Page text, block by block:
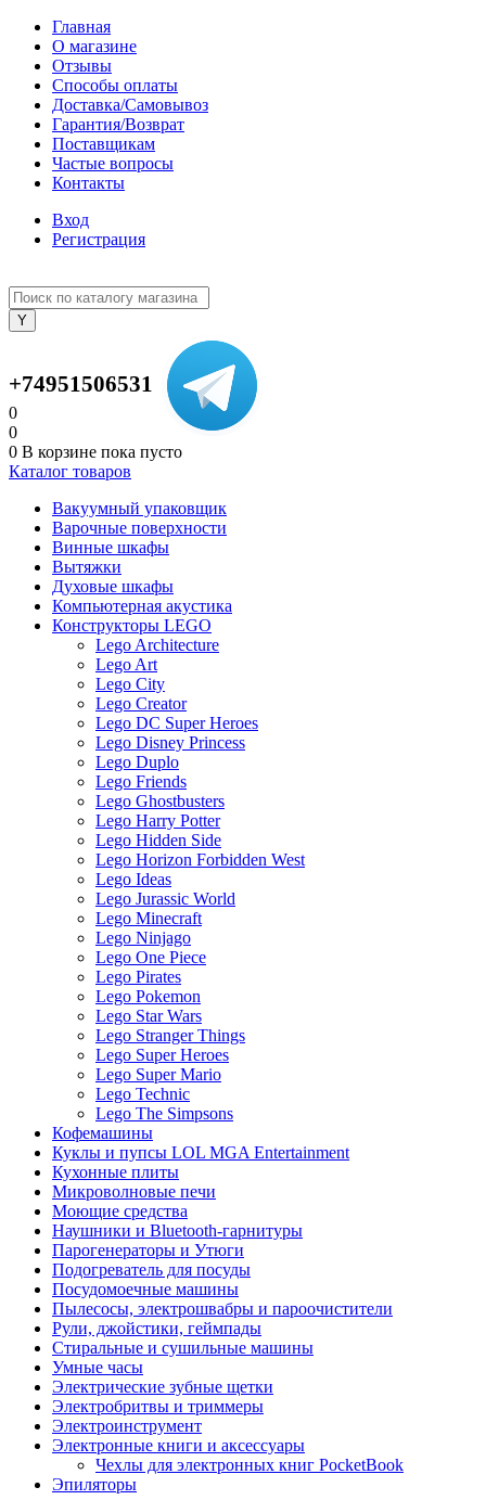
Главная
О магазине
Отзывы
Способы оплаты
Доставка/Самовывоз
Гарантия/Возврат
Поставщикам
Частые вопросы
Контакты
Вход
Регистрация
+74951506531
0
0
0 В корзине пока пусто
Каталог товаров
Вакуумный упаковщик
Варочные поверхности
Винные шкафы
Вытяжки
Духовые шкафы
Компьютерная акустика
Конструкторы LEGO
Lego Architecture
Lego Art
Lego City
Lego Creator
Lego DC Super Heroes
Lego Disney Princess
Lego Duplo
Lego Friends
Lego Ghostbusters
Lego Harry Potter
Lego Hidden Side
Lego Horizon Forbidden West
Lego Ideas
Lego Jurassic World
Lego Minecraft
Lego Ninjago
Lego One Piece
Lego Pirates
Lego Pokemon
Lego Star Wars
Lego Stranger Things
Lego Super Heroes
Lego Super Mario
Lego Technic
Lego The Simpsons
Кофемашины
Куклы и пупсы LOL MGA Entertainment
Кухонные плиты
Микроволновые печи
Моющие средства
Наушники и Bluetooth-гарнитуры
Парогенераторы и Утюги
Подогреватель для посуды
Посудомоечные машины
Пылесосы, электрошвабры и пароочистители
Рули, джойстики, геймпады
Стиральные и сушильные машины
Умные часы
Электрические зубные щетки
Электробритвы и триммеры
Электроинструмент
Электронные книги и аксессуары
Чехлы для электронных книг PocketBook
Эпиляторы